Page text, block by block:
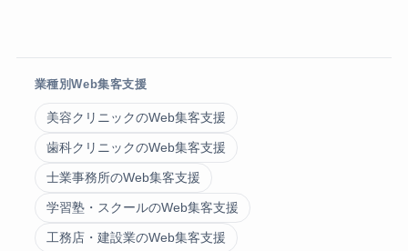
業種別Web集客支援
美容クリニックのWeb集客支援
歯科クリニックのWeb集客支援
士業事務所のWeb集客支援
学習塾・スクールのWeb集客支援
工務店・建設業のWeb集客支援